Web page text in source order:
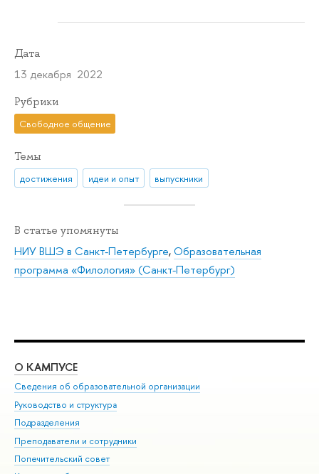
Дата
13 декабря 2022
Рубрики
Свободное общение
Темы
достижения идеи и опыт выпускники
В статье упомянуты
НИУ ВШЭ в Санкт-Петербурге,Образовательная
программа «Филология» (Санкт-Петербург)
О КАМПУСЕ
Сведения об образовательной организации
Руководство и структура
Подразделения
Преподаватели и сотрудники
Попечительский совет